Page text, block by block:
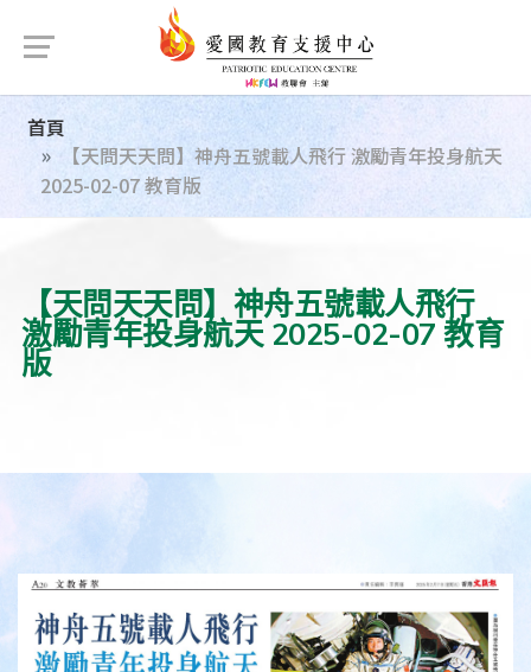
首頁
【天問天天問】神舟五號載人飛行 激勵青年投身航天
2025-02-07 教育版
【天問天天問】神舟五號載人飛行
激勵青年投身航天 2025-02-07 教育
版